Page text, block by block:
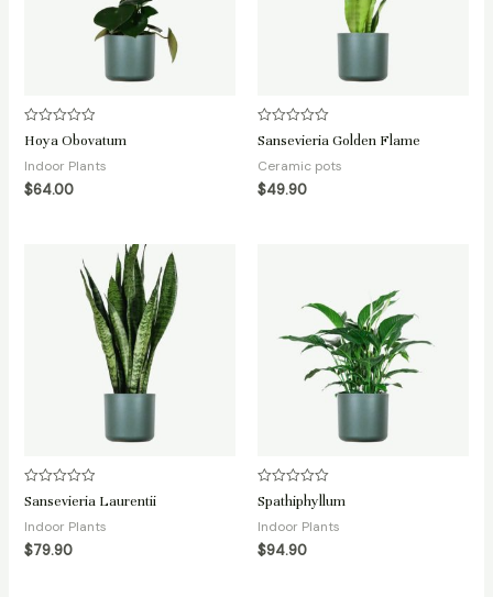
Avaliação
0
de
5
Hoya Obovatum
Indoor Plants
$64.00
Avaliação
0
de
5
Sansevieria Golden Flame
Ceramic pots
$49.90
Avaliação
0
de
5
Sansevieria Laurentii
Indoor Plants
$79.90
Avaliação
0
de
5
Spathiphyllum
Indoor Plants
$94.90